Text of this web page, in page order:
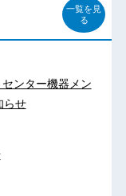
一覧を見
る
ンター機器メン
らせ